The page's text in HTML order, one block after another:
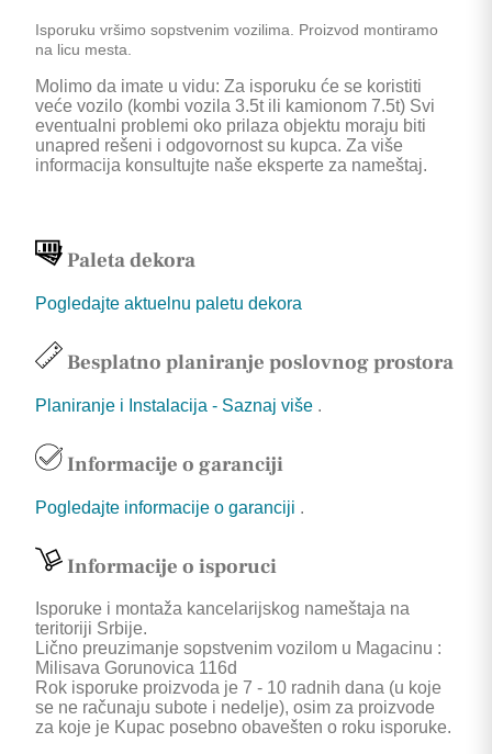
Isporuku vršimo sopstvenim vozilima. Proizvod montiramo
na licu mesta.
Molimo da imate u vidu: Za isporuku će se koristiti
veće vozilo (kombi vozila 3.5t ili kamionom 7.5t) Svi
eventualni problemi oko prilaza objektu moraju biti
unapred rešeni i odgovornost su kupca. Za više
informacija konsultujte naše eksperte za nameštaj.
Paleta dekora
Pogledajte aktuelnu paletu dekora
Besplatno planiranje poslovnog prostora
Planiranje i Instalacija - Saznaj više .
Informacije o garanciji
Pogledajte informacije o garanciji .
Informacije o isporuci
Isporuke i montaža kancelarijskog nameštaja na
teritoriji Srbije.
Lično preuzimanje sopstvenim vozilom u Magacinu :
Milisava Gorunovica 116d
Rok isporuke proizvoda je 7 - 10 radnih dana (u koje
se ne računaju subote i nedelje), osim za proizvode
za koje je Kupac posebno obavešten o roku isporuke.